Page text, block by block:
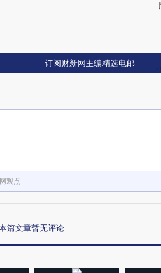
订阅财新网主编精选电邮
观点
篇文章暂无评论